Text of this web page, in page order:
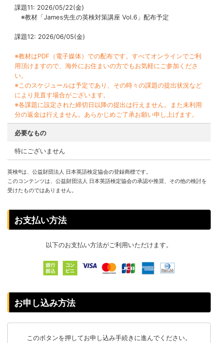
課題11: 2026/05/22(金)
※教材「James先生の英検対策講座 Vol.6」配布予定
課題12: 2026/06/05(金)
※教材はPDF（電子媒体）での配布です。すべてオンラインでご利
用頂けますので、海外にお住まいの方でもお気軽にご参加くださ
い。
※このスケジュールは予定であり、その時々の課題の提出状況など
により見直す場合がございます。
※各課題に設定された締切日以降の提出は行えません。また未利用
分の返金は行えません。あらかじめご了承お願い申し上げます。
必要なもの
特にございません
英検®は、公益財団法人 日本英語検定協会の登録商標です。
このコンテンツは、公益財団法人 日本英語検定協会の承認や推奨、その他の検討を
受けたものではありません。
お支払い方法
以下のお支払い方法がご利用いただけます。
お申し込み方法
このボタンを押してお申し込み手続きに進んでください。